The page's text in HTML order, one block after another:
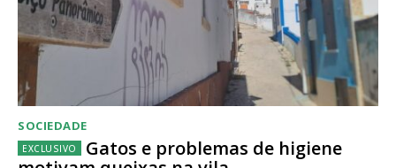
SOCIEDADE
Gatos e problemas de higiene